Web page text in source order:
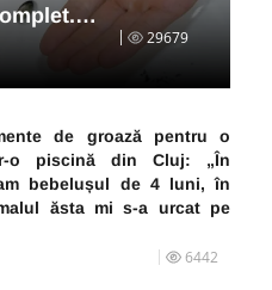
29679
de groază pentru o
o piscină din Cluj: „În
bebelușul de 4 luni, în
ăsta mi s-a urcat pe
6442